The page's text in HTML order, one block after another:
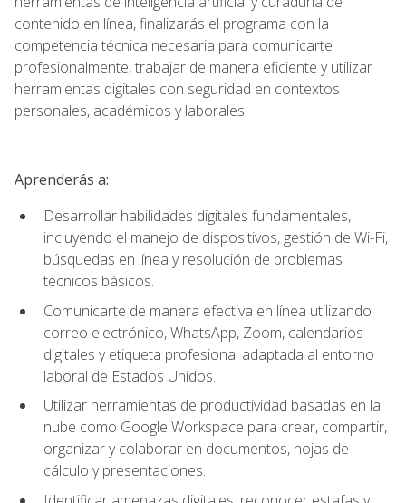
contenido en línea, finalizarás el programa con la
competencia técnica necesaria para comunicarte
profesionalmente, trabajar de manera eficiente y utilizar
herramientas digitales con seguridad en contextos
personales, académicos y laborales.
Aprenderás a:
Desarrollar habilidades digitales fundamentales,
incluyendo el manejo de dispositivos, gestión de Wi-Fi,
búsquedas en línea y resolución de problemas
técnicos básicos.
Comunicarte de manera efectiva en línea utilizando
correo electrónico, WhatsApp, Zoom, calendarios
digitales y etiqueta profesional adaptada al entorno
laboral de Estados Unidos.
Utilizar herramientas de productividad basadas en la
nube como Google Workspace para crear, compartir,
organizar y colaborar en documentos, hojas de
cálculo y presentaciones.